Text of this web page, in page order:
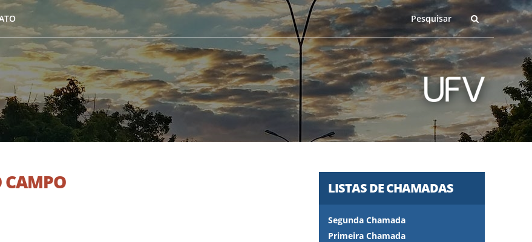
CAMPO LISTAS DE CHAMADAS
Segunda Chamada
Primeira Chamada